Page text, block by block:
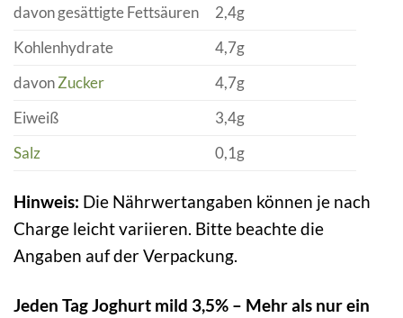
davon gesättigte Fettsäuren
2,4g
Kohlenhydrate
4,7g
davonZucker
4,7g
Eiweiß
3,4g
Salz
0,1g
Hinweis: Die Nährwertangaben können je nach
Charge leicht variieren. Bitte beachte die
Angaben auf der Verpackung.
Jeden Tag Joghurt mild 3,5% – Mehr als nur ein